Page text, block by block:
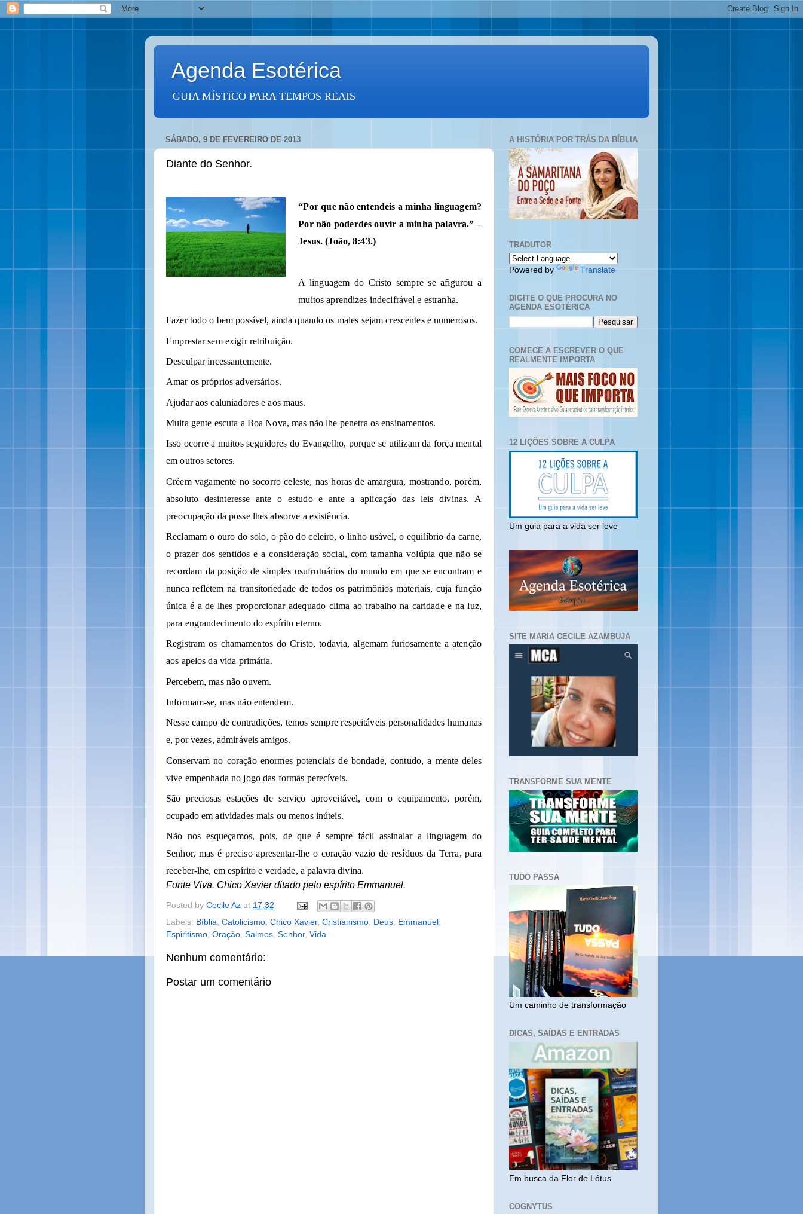
Agenda Esotérica
GUIA MÍSTICO PARA TEMPOS REAIS
SÁBADO, 9 DE FEVEREIRO DE 2013
Diante do Senhor.
“Por que não entendeis a minha linguagem?
Por não poderdes ouvir a minha palavra.” –
Jesus. (João, 8:43.)
A linguagem do Cristo sempre se afigurou a
muitos aprendizes indecifrável e estranha.
Fazer todo o bem possível, ainda quando os males sejam crescentes e numerosos.
Emprestar sem exigir retribuição.
Desculpar incessantemente.
Amar os próprios adversários.
Ajudar aos caluniadores e aos maus.
Muita gente escuta a Boa Nova, mas não lhe penetra os ensinamentos.
Isso ocorre a muitos seguidores do Evangelho, porque se utilizam da força mental
em outros setores.
Crêem vagamente no socorro celeste, nas horas de amargura, mostrando, porém,
absoluto desinteresse ante o estudo e ante a aplicação das leis divinas. A
preocupação da posse lhes absorve a existência.
Reclamam o ouro do solo, o pão do celeiro, o linho usável, o equilíbrio da carne,
o prazer dos sentidos e a consideração social, com tamanha volúpia que não se
recordam da posição de simples usufrutuários do mundo em que se encontram e
nunca refletem na transitoriedade de todos os patrimônios materiais, cuja função
única é a de lhes proporcionar adequado clima ao trabalho na caridade e na luz,
para engrandecimento do espírito eterno.
Registram os chamamentos do Cristo, todavia, algemam furiosamente a atenção
aos apelos da vida primária.
Percebem, mas não ouvem.
Informam-se, mas não entendem.
Nesse campo de contradições, temos sempre respeitáveis personalidades humanas
e, por vezes, admiráveis amigos.
Conservam no coração enormes potenciais de bondade, contudo, a mente deles
vive empenhada no jogo das formas perecíveis.
São preciosas estações de serviço aproveitável, com o equipamento, porém,
ocupado em atividades mais ou menos inúteis.
Não nos esqueçamos, pois, de que é sempre fácil assinalar a linguagem do
Senhor, mas é preciso apresentar-lhe o coração vazio de resíduos da Terra, para
receber-lhe, em espírito e verdade, a palavra divina.
Fonte Viva. Chico Xavier ditado pelo espírito Emmanuel.
Posted by Cecile Az at 17:32
Labels: Bíblia Catolicismo Chico Xavier, Cristianismo Deus Emmanuel
Espiritismo Oração Salmos Senhor, Vida
Nenhum comentário:
Postar um comentário
A HISTÓRIA POR TRÁS DA BÍBLIA
TRADUTOR
Powered by Translate
DIGITE O QUE PROCURA NO
AGENDA ESOTÉRICA
COMECE A ESCREVER O QUE
REALMENTE IMPORTA
12 LIÇÕES SOBRE A CULPA
Um guia para a vida ser leve
SITE MARIA CECILE AZAMBUJA
TRANSFORME SUA MENTE
TUDO PASSA
Um caminho de transformação
DICAS, SAÍDAS E ENTRADAS
Em busca da Flor de Lótus
COGNYTUS